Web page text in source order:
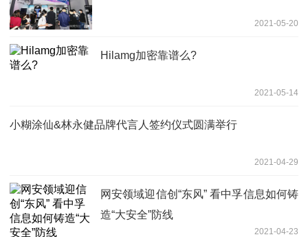
2021-05-20
Hilamg加密靠谱么?
2021-05-14
小糊涂仙&林永健品牌代言人签约仪式圆满举行
2021-04-29
网安领域迎信创“东风” 看中孚信息如何铸
造“大安全”防线
2021-04-23